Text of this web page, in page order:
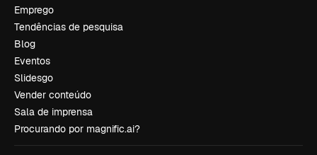
Emprego
Tendências de pesquisa
Blog
Eventos
Slidesgo
Vender conteúdo
Sala de imprensa
Procurando por magnific.ai?